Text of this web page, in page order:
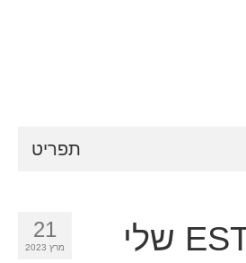
תפריט
21
מרץ 2023
מדוע ה-ESTA שלי